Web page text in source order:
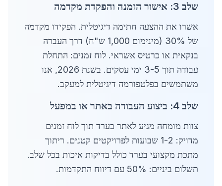
שלב 3: אישור הזמנה והפקדת מקדמה
אשרו את ההצעה חתימה דיגיטלית. הפקידו מקדמה
של 30% (מינימום 1,000 ש"ח) דרך העברה
בנקאית או כרטיס אשראי. לוח זמנים: התחלת
עבודה תוך 3-5 ימי עסקים. בשנת 2026, אנו
משתמשים בפלטפורמה דיגיטלית למעקב.
שלב 4: ביצוע העבודה באתר או במפעל
צוות מומחה מגיע לאתר בערד תוך לוח זמנים
מדויק: 1-2 שבועות לפרויקטים קטנים. ריתוך
מתכת מקצועי בערד כולל בדיקות איכות בכל שלב.
תשלום ביניים: 50% עם דיווח התקדמות.